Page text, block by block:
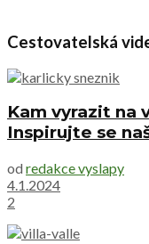
Cestovatelská
Kam vyrazit na
Inspirujte se
od redakce vyslapy
4.1.2024
2